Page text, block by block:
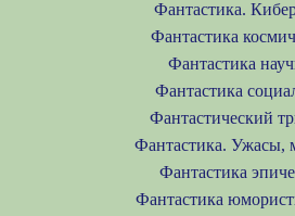
Фантастика.
Фантастика
Фантастика
Фантастика
Фантастический
Фантастика. Ужасы,
Фантастика
Фантастика